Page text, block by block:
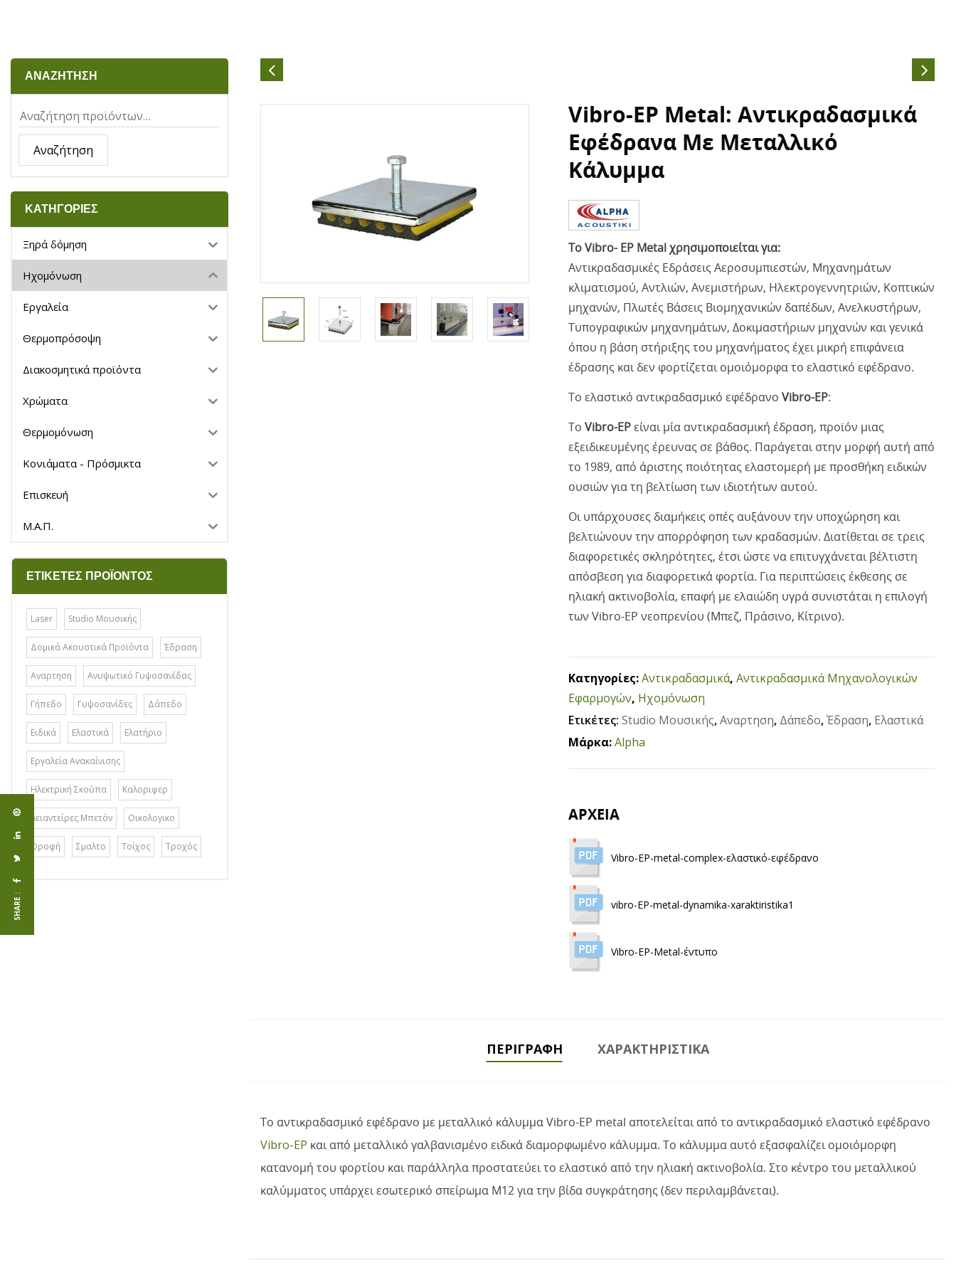
ΑΝΑΖΗΤΗΣΗ
Αναζήτηση
ΚΑΤΗΓΟΡΙΕΣ
Ξηρά δόμηση
Ηχομόνωση
Εργαλεία
Θερμοπρόσοψη
Διακοσμητικά προϊόντα
Χρώματα
Θερμομόνωση
Κονιάματα - Πρόσμικτα
Επισκευή
Μ.Α.Π.
ΕΤΙΚΈΤΕΣ ΠΡΟΪΌΝΤΟΣ
Laser Studio Μουσικής
Δομικά Ακουστικά Προϊόντα Έδραση
Αναρτηση Ανυψωτικό Γυψοσανίδας
Γήπεδο Γυψοσανίδες Δάπεδο
Ειδικά Ελαστικά Ελατήριο
Εργαλεία Ανακαίνισης
Ηλεκτρική Σκούπα Καλοριφερ
Λειαντείρες Μπετόν Οικολογικο
Οροφή Σμαλτο Τοίχος Τροχός
Vibro-EP Metal: Αντικραδασμικά
Εφέδρανα Με Μεταλλικό
Κάλυμμα
Το Vibro- EP Metal χρησιμοποιείται για:
Αντικραδασμικές Εδράσεις Αεροσυμπιεστών, Μηχανημάτων
κλιματισμού, Αντλιών, Ανεμιστήρων, Ηλεκτρογεννητριών, Κοπτικών
μηχανών, Πλωτές Βάσεις Βιομηχανικών δαπέδων, Ανελκυστήρων,
Τυπογραφικών μηχανημάτων, Δοκιμαστήριων μηχανών και γενικά
όπου η βάση στήριξης του μηχανήματος έχει μικρή επιφάνεια
έδρασης και δεν φορτίζεται ομοιόμορφα το ελαστικό εφέδρανο.
To ελαστικό αντικραδασμικό εφέδρανο Vibro-EP:
Τo Vibro-EPείναι μία αντικραδασμική έδραση, προϊόν μιας
εξειδικευμένης έρευνας σε βάθος. Παράγεται στην μορφή αυτή από
το 1989, από άριστης ποιότητας ελαστομερή με προσθήκη ειδικών
ουσιών για τη βελτίωση των ιδιοτήτων αυτού.
Oι υπάρχουσες διαμήκεις οπές αυξάνουν την υποχώρηση και
βελτιώνουν την απορρόφηση των κραδασμών. Διατίθεται σε τρεις
διαφορετικές σκληρότητες, έτσι ώστε να επιτυγχάνεται βέλτιστη
απόσβεση για διαφορετικά φορτία. Για περιπτώσεις έκθεσης σε
ηλιακή ακτινοβολία, επαφή με ελαιώδη υγρά συνιστάται η επιλογή
των Vibro-EP νεοπρενίου (Μπεζ, Πράσινο, Κίτρινο).
Κατηγορίες:Αντικραδασμικά, Αντικραδασμικά Μηχανολογικών
Εφαρμογών, Ηχομόνωση
Ετικέτες: Studio Μουσικής,Αναρτηση, Δάπεδο,Έδραση, Ελαστικά
Μάρκα:Alpha
ΑΡΧΕΙΑ
Vibro-EP-metal-complex-ελαστικό-εφέδρανο
vibro-EP-metal-dynamika-xaraktiristika1
Vibro-EP-Metal-έντυπο
ΠΕΡΙΓΡΑΦΉ ΧΑΡΑΚΤΗΡΙΣΤΙΚΆ
Το αντικραδασμικό εφέδρανο με μεταλλικό κάλυμμα Vibro-EP metal αποτελείται από το αντικραδασμικό ελαστικό εφέδρανο
Vibro-EP και από μεταλλικό γαλβανισμένο ειδικά διαμορφωμένο κάλυμμα. Το κάλυμμα αυτό εξασφαλίζει ομοιόμορφη
κατανομή του φορτίου και παράλληλα προστατεύει το ελαστικό από την ηλιακή ακτινοβολία. Στο κέντρο του μεταλλικού
καλύμματος υπάρχει εσωτερικό σπείρωμα M12 για την βίδα συγκράτησης (δεν περιλαμβάνεται).
SHARE :